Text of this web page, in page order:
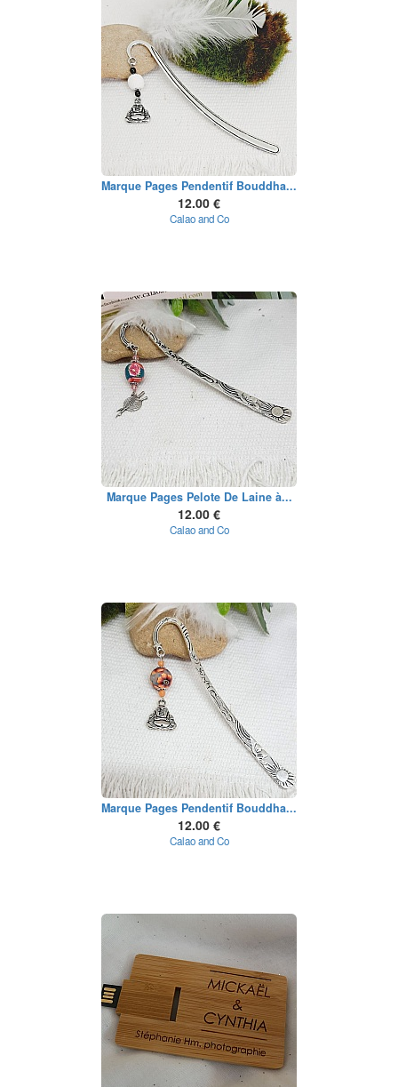
Marque Pages Pendentif Bouddha...
12.00 €
Calao and Co
Marque Pages Pelote De Laine à...
12.00 €
Calao and Co
Marque Pages Pendentif Bouddha...
12.00 €
Calao and Co